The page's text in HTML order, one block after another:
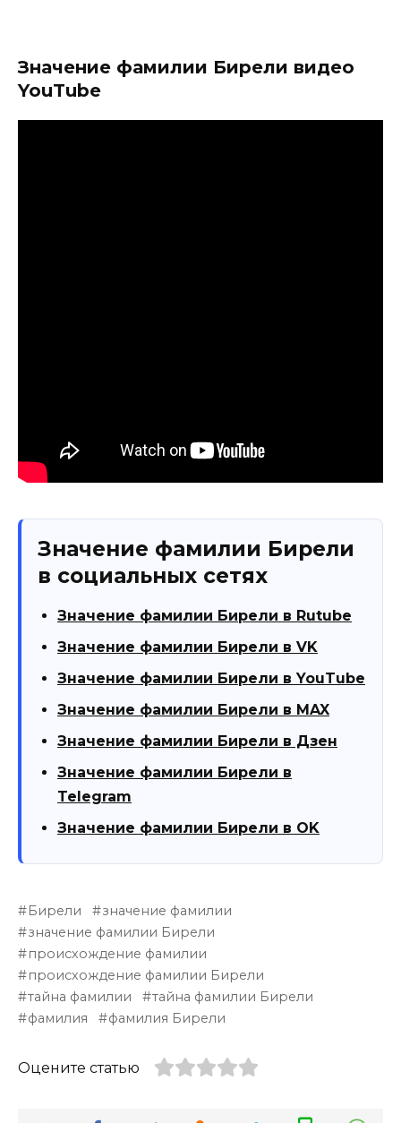
Значение фамилии Бирели видео
YouTube
Значение фамилии Бирели
в социальных сетях
Значение фамилии Бирели в Rutube
Значение фамилии Бирели в VK
Значение фамилии Бирели в YouTube
Значение фамилии Бирели в MAX
Значение фамилии Бирели в Дзен
Значение фамилии Бирели в
Telegram
Значение фамилии Бирели в OK
Бирели
значение фамилии
значение фамилии Бирели
происхождение фамилии
происхождение фамилии Бирели
тайна фамилии
тайна фамилии Бирели
фамилия
фамилия Бирели
Оцените статью